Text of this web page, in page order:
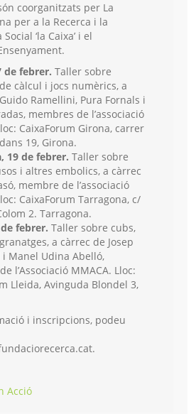
coorganitzats per La
per a la Recerca i la
‘la Caixa’ i el
de febrer. Taller sobre
càlcul i jocs numèrics, a
Ramellini, Pura Fornals i
membres de l’associació
CaixaForum Girona, carrer
19, Girona.
19 de febrer. Taller sobre
i altres embolics, a càrrec
membre de l’associació
CaixaForum Tarragona, c/
2. Tarragona.
febrer. Taller sobre cubs,
a càrrec de Josep
i Manel Udina Abelló,
l’Associació MMACA. Lloc:
Lleida, Avinguda Blondel 3,
i inscripcions, podeu
Acció